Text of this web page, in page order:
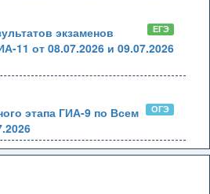
ЕГЭ
экзаменов
11 от 08.07.2026 и 09.07.2026
ОГЭ
этапа ГИА-9 по Всем